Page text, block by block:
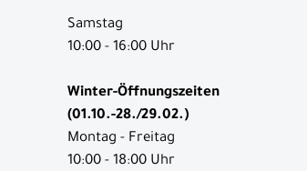
Samstag
10:00 - 16:00 Uhr
Winter-Öffnungszeiten
(01.10.-28./29.02.)
Montag - Freitag
10:00 - 18:00 Uhr